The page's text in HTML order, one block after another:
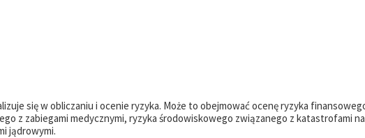
się w obliczaniu i ocenie ryzyka. Może to obejmować ocenę ryzyka
z zabiegami medycznymi, ryzyka środowiskowego związanego z katastrofami
jądrowymi.